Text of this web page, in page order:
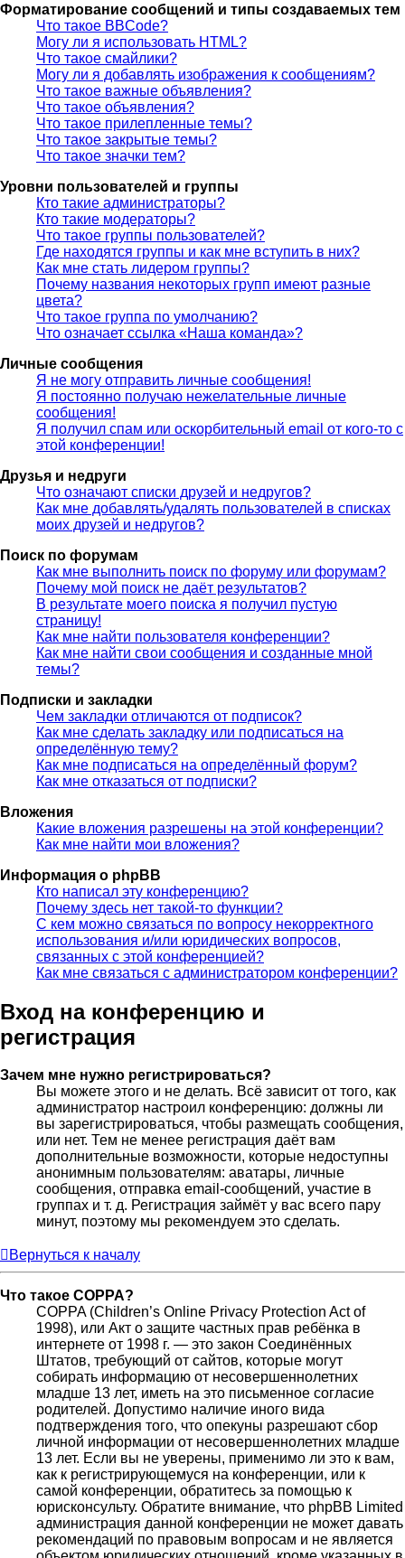
Форматирование сообщений и типы создаваемых тем
Что такое BBCode?
Могу ли я использовать HTML?
Что такое смайлики?
Могу ли я добавлять изображения к сообщениям?
Что такое важные объявления?
Что такое объявления?
Что такое прилепленные темы?
Что такое закрытые темы?
Что такое значки тем?
Уровни пользователей и группы
Кто такие администраторы?
Кто такие модераторы?
Что такое группы пользователей?
Где находятся группы и как мне вступить в них?
Как мне стать лидером группы?
Почему названия некоторых групп имеют разные
цвета?
Что такое группа по умолчанию?
Что означает ссылка «Наша команда»?
Личные сообщения
Я не могу отправить личные сообщения!
Я постоянно получаю нежелательные личные
сообщения!
Я получил спам или оскорбительный email от кого-то с
этой конференции!
Друзья и недруги
Что означают списки друзей и недругов?
Как мне добавлять/удалять пользователей в списках
моих друзей и недругов?
Поиск по форумам
Как мне выполнить поиск по форуму или форумам?
Почему мой поиск не даёт результатов?
В результате моего поиска я получил пустую
страницу!
Как мне найти пользователя конференции?
Как мне найти свои сообщения и созданные мной
темы?
Подписки и закладки
Чем закладки отличаются от подписок?
Как мне сделать закладку или подписаться на
определённую тему?
Как мне подписаться на определённый форум?
Как мне отказаться от подписки?
Вложения
Какие вложения разрешены на этой конференции?
Как мне найти мои вложения?
Информация о phpBB
Кто написал эту конференцию?
Почему здесь нет такой-то функции?
С кем можно связаться по вопросу некорректного
использования и/или юридических вопросов,
связанных с этой конференцией?
Как мне связаться с администратором конференции?
Вход на конференцию и
регистрация
Зачем мне нужно регистрироваться?
Вы можете этого и не делать. Всё зависит от того, как
администратор настроил конференцию: должны ли
вы зарегистрироваться, чтобы размещать сообщения,
или нет. Тем не менее регистрация даёт вам
дополнительные возможности, которые недоступны
анонимным пользователям: аватары, личные
сообщения, отправка email-сообщений, участие в
группах и т. д. Регистрация займёт у вас всего пару
минут, поэтому мы рекомендуем это сделать.
Вернуться к началу
Что такое COPPA?
COPPA (Children’s Online Privacy Protection Act of
1998), или Акт о защите частных прав ребёнка в
интернете от 1998 г. — это закон Соединённых
Штатов, требующий от сайтов, которые могут
собирать информацию от несовершеннолетних
младше 13 лет, иметь на это письменное согласие
родителей. Допустимо наличие иного вида
подтверждения того, что опекуны разрешают сбор
личной информации от несовершеннолетних младше
13 лет. Если вы не уверены, применимо ли это к вам,
как к регистрирующемуся на конференции, или к
самой конференции, обратитесь за помощью к
юрисконсульту. Обратите внимание, что phpBB Limited
администрация данной конференции не может давать
рекомендаций по правовым вопросам и не является